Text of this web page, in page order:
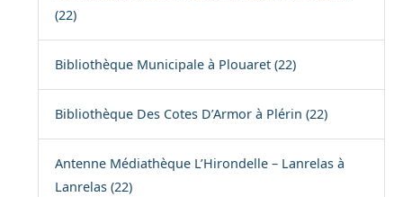
(22)
Bibliothèque Municipale à Plouaret (22)
Bibliothèque Des Cotes D’Armor à Plérin (22)
Antenne Médiathèque L’Hirondelle – Lanrelas à
Lanrelas (22)